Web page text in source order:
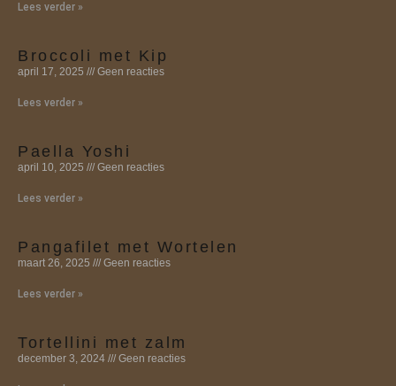
Lees verder »
Broccoli met Kip
april 17, 2025 Geen reacties
Lees verder »
Paella Yoshi
april 10, 2025 Geen reacties
Lees verder »
Pangafilet met Wortelen
maart 26, 2025 Geen reacties
Lees verder »
Tortellini met zalm
december 3, 2024 Geen reacties